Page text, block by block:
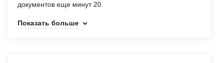
документов еще минут 20.
Показать больше